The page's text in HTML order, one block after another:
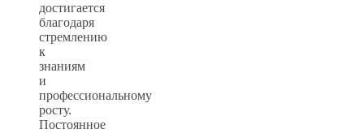
достигается
благодаря
стремлению
к
знаниям
и
профессиональному
росту.
Постоянное